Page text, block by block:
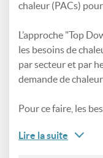
chaleur (PACs)
L’approche "Top
les besoins de
par secteur et par
demande de
Pour ce faire, les
Lire la suite